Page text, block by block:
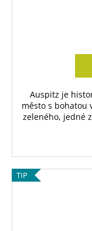
Auspitz je
město s bohatou
zeleného, jedné
TIP